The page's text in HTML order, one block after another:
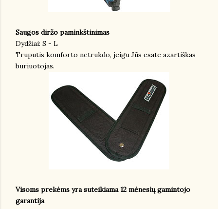
Saugos diržo paminkštinimas
Dydžiai: S - L
Truputis komforto netrukdo, jeigu Jūs esate azartiškas
buriuotojas.
Visoms prekėms yra suteikiama 12 mėnesių gamintojo
garantija